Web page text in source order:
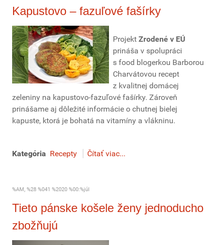
Kapustovo – fazuľové fašírky
Projekt Zrodené v EÚ
prináša v spolupráci
s food blogerkou Barborou
Charvátovou recept
z kvalitnej domácej
zeleniny na kapustovo-fazuľové fašírky. Zároveň
prinášame aj dôležité informácie o chutnej bielej
kapuste, ktorá je bohatá na vitamíny a vlákninu.
Kategória Recepty Čítať viac...
%AM, %28 %041 %2020 %00:%júl
Tieto pánske košele ženy jednoducho
zbožňujú